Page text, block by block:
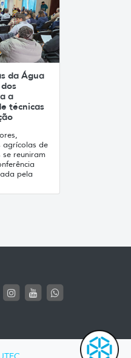
da Água
a
técnicas
agrícolas de
reuniram
pela